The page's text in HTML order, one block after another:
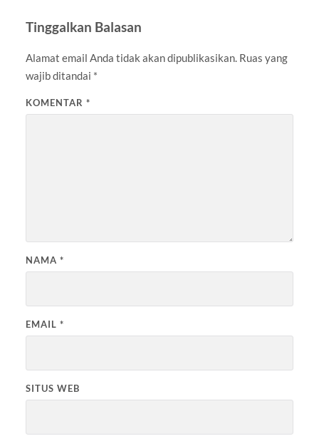
Tinggalkan Balasan
Alamat email Anda tidak akan dipublikasikan. Ruas yang
wajib ditandai *
KOMENTAR *
NAMA *
EMAIL *
SITUS WEB